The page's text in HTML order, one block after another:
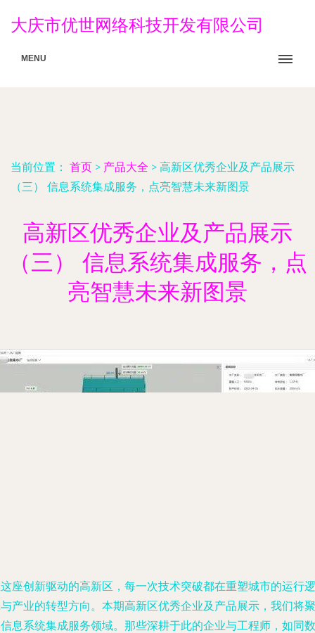
大庆市优世网络科技开发有限公司
MENU
当前位置： 首页 > 产品大全 > 高新区优秀企业及产品展示
（三） 信息系统集成服务，点亮智慧未来新图景
高新区优秀企业及产品展示
（三） 信息系统集成服务，点
亮智慧未来新图景
座创新驱动的高新区，每一次技术突破都在重塑城市的运行逻
产业的转型方向。本期高新区优秀企业及产品展示，我们将聚
息系统集成服务领域。那些深耕于此的企业与工程师，如同数